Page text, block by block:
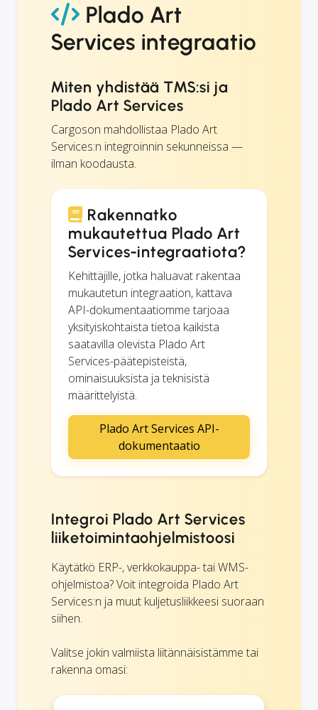
Plado Art
Services integraatio
Miten yhdistää TMS:si ja
Plado Art Services
Cargoson mahdollistaa Plado Art
Services:n integroinnin sekunneissa —
ilman koodausta.
Rakennatko
mukautettua Plado Art
Services-integraatiota?
Kehittäjille, jotka haluavat rakentaa
mukautetun integraation, kattava
API-dokumentaatiomme tarjoaa
yksityiskohtaista tietoa kaikista
saatavilla olevista Plado Art
Services-päätepisteistä,
ominaisuuksista ja teknisistä
määrittelyistä.
Plado Art Services API-
dokumentaatio
Integroi Plado Art Services
liiketoimintaohjelmistoosi
Käytätkö ERP-, verkkokauppa- tai WMS-
ohjelmistoa? Voit integroida Plado Art
Services:n ja muut kuljetusliikkeesi suoraan
siihen.
Valitse jokin valmiista liitännäisistämme tai
rakenna omasi: